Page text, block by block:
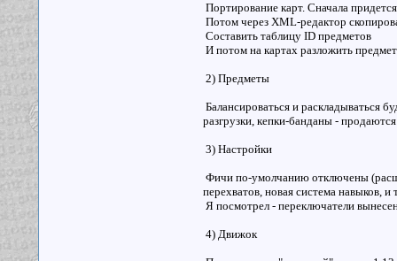
Портирование карт. Сначала
Потом через XML-редактор
Составить таблицу ID предметов
И потом на картах разложить
2) Предметы
Балансироваться и раскладываться
разгрузки, кепки-банданы -
3) Настройки
Фичи по-умолчанию отключены
перехватов, новая система навыков, и
Я посмотрел - переключатели
4) Движок